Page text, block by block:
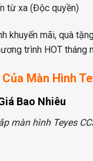
từ xa (Độc quyền)
khuyến mãi, quà
trình HOT tháng
Màn Hình
màn hình Teyes